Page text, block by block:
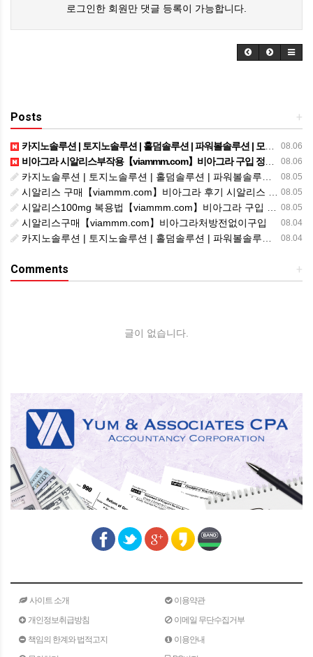
로그인한 회원만 댓글 등록이 가능합니다.
+
Posts
08.06
카지노솔루션 | 토지노솔루션 | 홀덤솔루션 | 파워볼솔루션 | 모아솔루션
08.06
비아그라 시알리스부작용【viammm.com】비아그라 구입 정품비아그라 시알리스발기부전
08.05
카지노솔루션 | 토지노솔루션 | 홀덤솔루션 | 파워볼솔루션 | 모아솔루션
08.05
시알리스 구매【viammm.com】비아그라 후기 시알리스 파는곳
08.05
시알리스100mg 복용법【viammm.com】비아그라 구입 시알리스20mg 복용법
08.04
시알리스구매【viammm.com】비아그라처방전없이구입
08.04
카지노솔루션 | 토지노솔루션 | 홀덤솔루션 | 파워볼솔루션 | 모아솔루션
+
Comments
글이 없습니다.
사이트 소개
이용약관
개인정보취급방침
이메일 무단수집거부
책임의 한계와 법적고지
이용안내